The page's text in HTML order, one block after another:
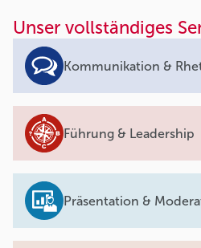
Unser vollständiges
Kommunikation &
Führung & Leadership
Präsentation &